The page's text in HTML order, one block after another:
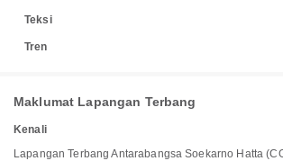
Teksi
Tren
Maklumat Lapangan Terbang
Kenali
Lapangan Terbang Antarabangsa Soekarno Hatta